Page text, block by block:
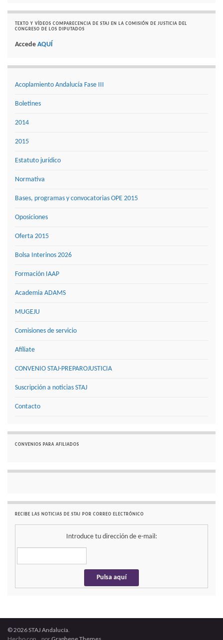
TEXTO Y VÍDEOS COMPARECENCIA DE STAJ EN LA COMISIÓN DE JUSTICIA DEL
CONGRESO DE LOS DIPUTADOS
Accede AQUÍ
Acoplamiento Andalucía Fase III
Boletines
2014
2015
Estatuto jurídico
Normativa
Bases, programas y convocatorias OPE 2015
Oposiciones
Oferta 2015
Bolsa Interinos 2026
Formación IAAP
Academia ADAMS
MUGEJU
Comisiones de servicio
Afíliate
CONVENIO STAJ-PREPAROJUSTICIA
Suscripción a noticias STAJ
Contacto
CONVENIOS PARA AFILIADOS
RECIBE LAS NOTICIAS DE STAJ POR CORREO ELECTRÓNICO
Introduce tu dirección de e-mail:
© 2026 STAJ Andalucía.